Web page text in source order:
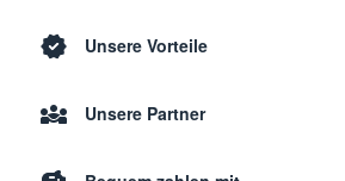
Unsere Vorteile
Unsere Partner